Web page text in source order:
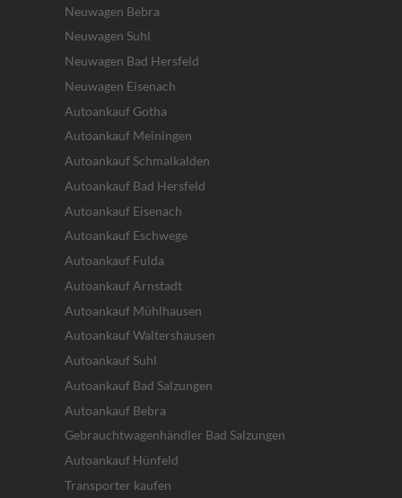
Neuwagen Bebra
Neuwagen Suhl
Neuwagen Bad Hersfeld
Neuwagen Eisenach
Autoankauf Gotha
Autoankauf Meiningen
Autoankauf Schmalkalden
Autoankauf Bad Hersfeld
Autoankauf Eisenach
Autoankauf Eschwege
Autoankauf Fulda
Autoankauf Arnstadt
Autoankauf Mühlhausen
Autoankauf Waltershausen
Autoankauf Suhl
Autoankauf Bad Salzungen
Autoankauf Bebra
Gebrauchtwagenhändler Bad Salzungen
Autoankauf Hünfeld
Transporter kaufen